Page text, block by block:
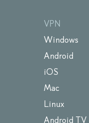
VPN
Windows
Android
iOS
Mac
Linux
Android TV